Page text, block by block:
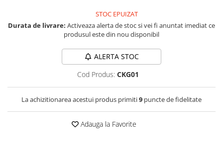
Vezi toate jocurile de societate
STOC EPUIZAT
Durata de livrare: Activeaza alerta de stoc si vei fi anuntat imediat ce
produsul este din nou disponibil
ALERTA STOC
Cod Produs: CKG01
La achizitionarea acestui produs primiti9 puncte de fidelitate
Adauga la Favorite